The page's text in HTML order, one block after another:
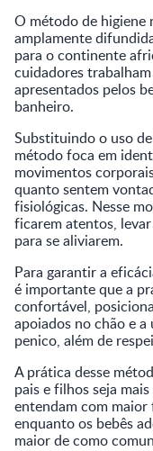
O método de higiene
amplamente
para o continente
cuidadores
apresentados pelos
banheiro.
Substituindo o uso
método foca em
movimentos
quanto sentem
fisiológicas. Nesse
ficarem atentos,
para se aliviarem.
Para garantir a
é importante que a
confortável,
apoiados no chão e
penico, além de
A prática desse
pais e filhos seja
entendam com maior
enquanto os bebês
maior de como